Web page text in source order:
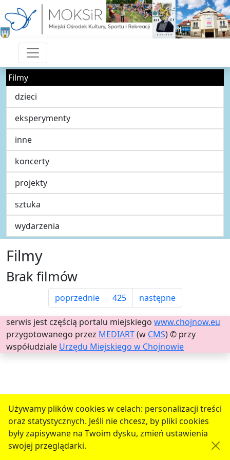
Używamy plików cookies w celach: personalizacji treści
oraz statystycznych. Jeśli nie chcesz, by pliki cookies
były zapisywane na Twoim dysku, zmień ustawienia
swojej przeglądarki.
Filmy
dzieci
eksperymenty
inne
koncerty
projekty
sztuka
wydarzenia
Filmy
Brak filmów
poprzednie 425 następne
serwis jest częścią portalu miejskiego www.chojnow.eu
przygotowanego przez MEDIART(w CMS) © przy
współudziale Urzędu Miejskiego w Chojnowie